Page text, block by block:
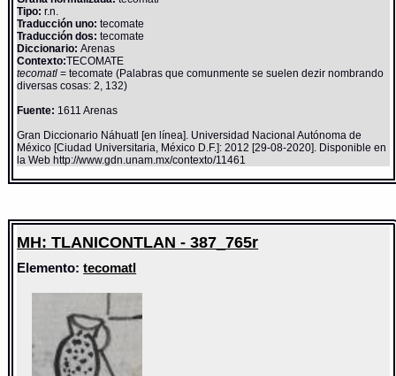
Tipo: r.n.
Traducción uno: tecomate
Traducción dos: tecomate
Diccionario:Arenas
Contexto:TECOMATE
tecomatl= tecomate (Palabras que comunmente se suelen dezir nombrando
diversas cosas: 2, 132)
Fuente: 1611 Arenas
Gran Diccionario Náhuatl [en línea]. Universidad Nacional Autónoma de
México [Ciudad Universitaria, México D.F.]: 2012 [29-08-2020]. Disponible en
la Web http://www.gdn.unam.mx/contexto/11461
MH: TLANICONTLAN - 387_765r
Elemento:tecomatl